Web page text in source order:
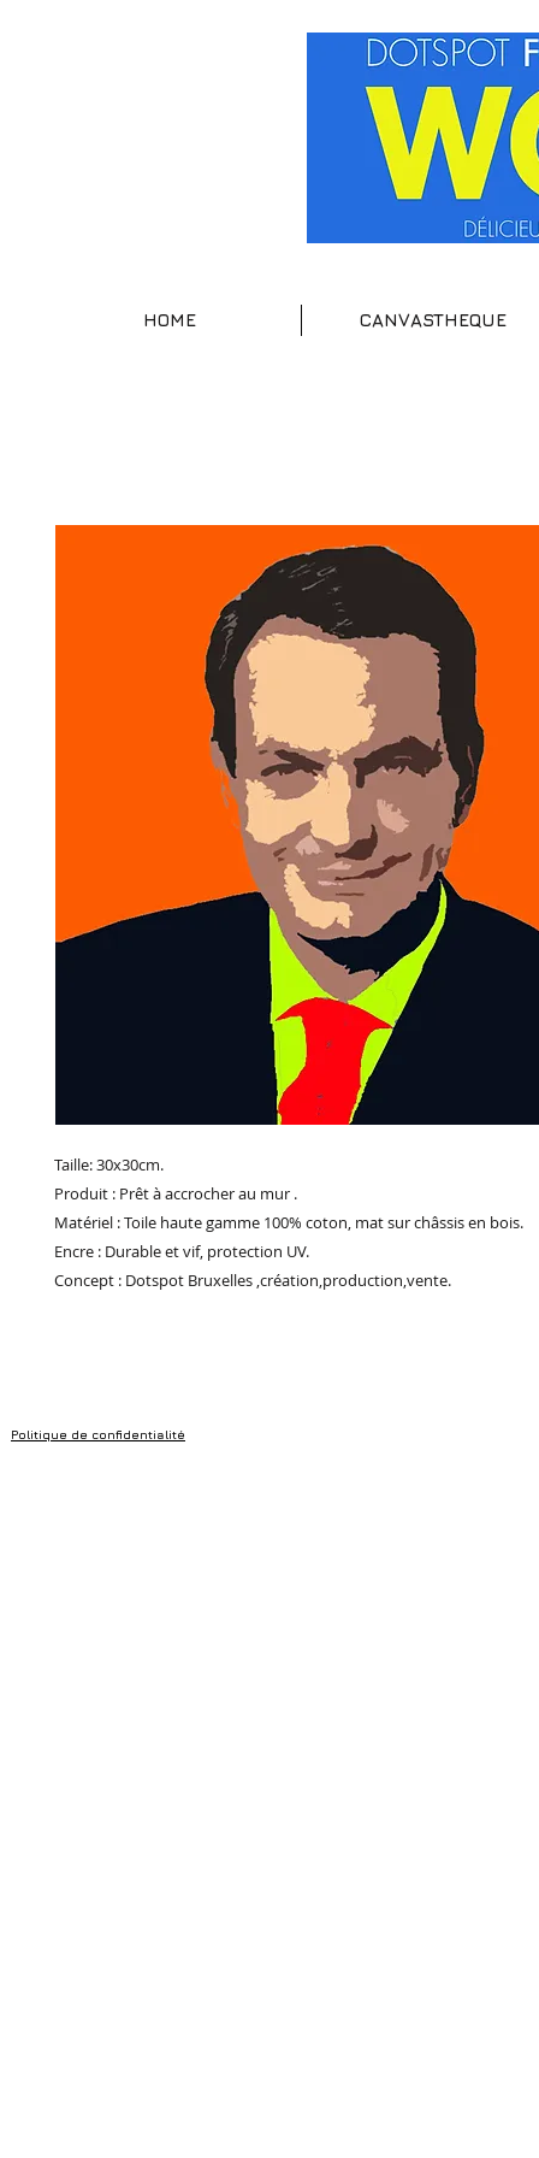
HOME CANVASTHEQUE
Taille: 30x30cm.
Produit : Prêt à accrocher au mur .
Matériel : Toile haute gamme 100% coton, mat sur châssis en bois.
Encre : Durable et vif, protection UV.
Concept : Dotspot Bruxelles ,création,production,vente.
Politique de confidentialité